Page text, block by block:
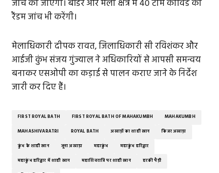
जांच की जाएगी। बॉर्डर और मेला क्षेत्र में 40 टीमें कोविड की
रैंडम जांच भी करेंगी।
मेलाधिकारी दीपक रावत, जिलाधिकारी सी रविशंकर और
आईजी कुंभ संजय गुंज्याल ने अधिकारियों से आपसी समन्वय
बनाकर एसओपी का कड़ाई से पालन कराए जाने के निर्देश
जारी कर दिए हैं।
FIRST ROYAL BATH FIRST ROYAL BATH OF MAHAKUMBH MAHAKUMBH
MAHASHIVARATRI ROYAL BATH अखाड़ों का शाही स्नान किन्नर अखाड़ा
कुंभ के शाही स्नान जूना अखाड़ा महाकुंभ महाकुंभ हरिद्वार
महाकुंभ हरिद्वार में शाही स्नान महाशिवरात्रि पर शाही स्नान हरकी पैड़ी